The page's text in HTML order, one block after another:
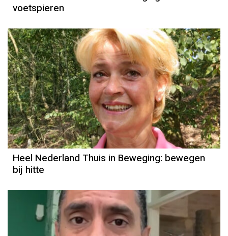
voetspieren
Heel Nederland Thuis in Beweging: bewegen
bij hitte